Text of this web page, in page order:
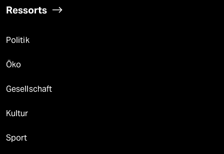
Ressorts
Politik
Öko
Gesellschaft
Kultur
Sport